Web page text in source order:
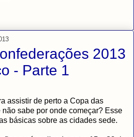
2013
- Parte 1
assistir de perto a Copa das
sabe por onde começar? Esse
básicas sobre as cidades sede.